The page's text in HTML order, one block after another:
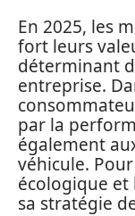
En 2025, les
fort leurs
déterminant
entreprise.
par la
également
véhicule.
écologique et
sa stratégie